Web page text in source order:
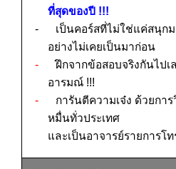
ที่สุดของปี !!!
-
เป็นคอร์สที่ไม่ใช่แค่สนุกม
อย่างไม่เคยเป็นมาก่อน
-
ฝึกจากข้อสอบจริงกันไปเ
อารมณ์ !!!
-
การันตีความเจ๋ง ด้วยกา
หมื่นทั่วประเทศ
และเป็นอาจารย์รายการโ